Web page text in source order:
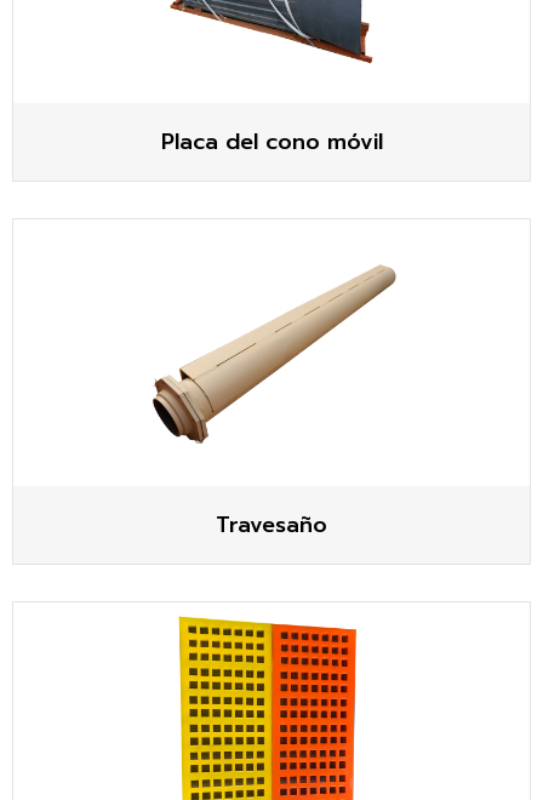
Placa del cono móvil
Travesaño